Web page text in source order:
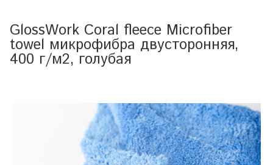
GlossWork Coral fleece Microfiber
towel микрофибра двусторонняя,
400 г/м2, голубая